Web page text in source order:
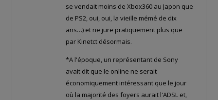
se vendait moins de Xbox360 au Japon que
de PS2, oui, oui, la vieille mémé de dix
ans…) et ne jure pratiquement plus que
par Kinetct désormais.
*A l'époque, un représentant de Sony
avait dit que le online ne serait
économiquement intéressant que le jour
où la majorité des foyers aurait l'ADSL et,